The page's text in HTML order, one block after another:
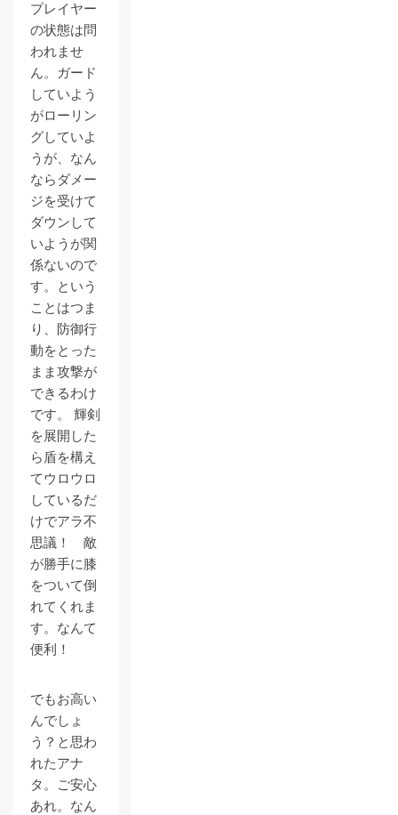
プレイヤー
の状態は問
われませ
ん。ガード
していよう
がローリン
グしていよ
うが、なん
ならダメー
ジを受けて
ダウンして
いようが関
係ないので
す。という
ことはつま
り、防御行
動をとった
まま攻撃が
できるわけ
です。 輝剣
を展開した
ら盾を構え
てウロウロ
しているだ
けでアラ不
思議！ 敵
が勝手に膝
をついて倒
れてくれま
す。なんて
便利！
でもお高い
んでしょ
う？と思わ
れたアナ
タ。ご安心
あれ。なん